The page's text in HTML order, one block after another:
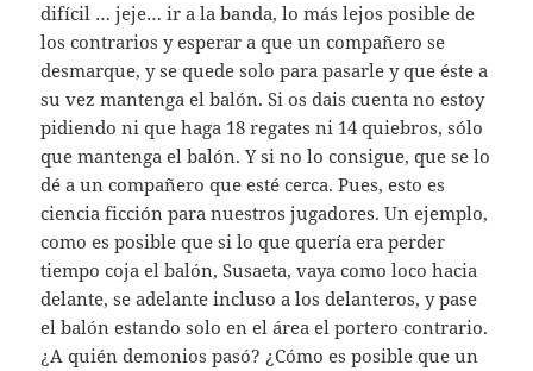
difícil … jeje… ir a la banda, lo más lejos posible de
los contrarios y esperar a que un compañero se
desmarque, y se quede solo para pasarle y que éste a
su vez mantenga el balón. Si os dais cuenta no estoy
pidiendo ni que haga 18 regates ni 14 quiebros, sólo
que mantenga el balón. Y si no lo consigue, que se lo
dé a un compañero que esté cerca. Pues, esto es
ciencia ficción para nuestros jugadores. Un ejemplo,
como es posible que si lo que quería era perder
tiempo coja el balón, Susaeta, vaya como loco hacia
delante, se adelante incluso a los delanteros, y pase
el balón estando solo en el área el portero contrario.
¿A quién demonios pasó? ¿Cómo es posible que un